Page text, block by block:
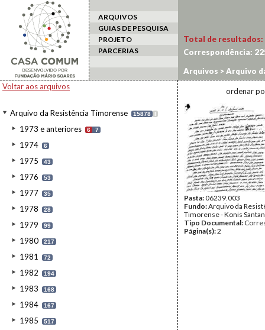
ARQUIVOS
GUIAS DE PESQUISA
PROJETO
PARCERIAS
Voltar aos arquivos
Arquivo da Resistência Timorense 15878 I
1973 e anteriores 6 7
1974 6
1975 43
1976 53
1977 35
1978 28
1979 99
1980 217
1981 72
1982 194
1983 168
1984 167
1985 517
Total de resultados:
Correspondência:
Arquivos >Arquivo
ordenar
Pasta:06239.003
Fundo:Arquivo da
Timorense - Konis
Tipo Documental:
Página(s):2